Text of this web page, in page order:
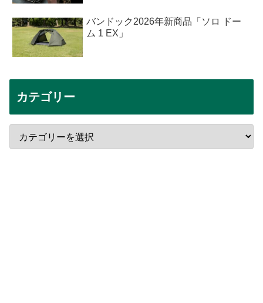
バンドック2026年新商品「ソロ ドー
ム 1 EX」
カテゴリー